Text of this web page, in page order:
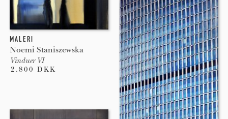
MALERI
Noemi Staniszewska
Vinduer VI
2.800 DKK